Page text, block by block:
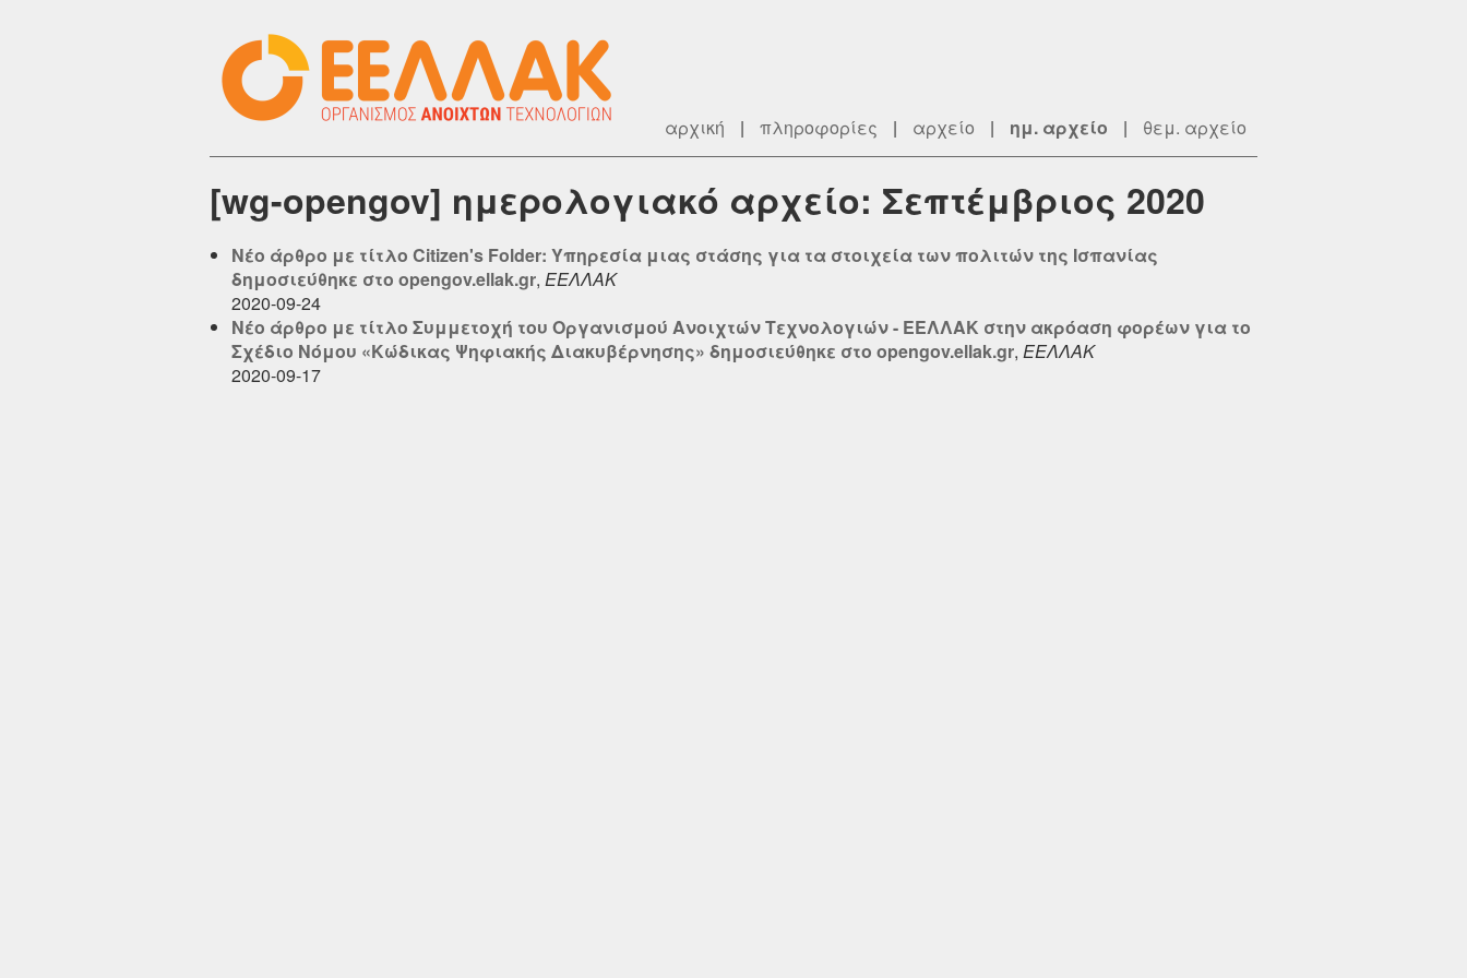
αρχική | πληροφορίες | αρχείο | ημ. αρχείο | θεμ. αρχείο
[wg-opengov] ημερολογιακό αρχείο: Σεπτέμβριος 2020
Νέο άρθρο με τίτλο Citizen's Folder: Υπηρεσία μιας στάσης για τα στοιχεία των πολιτών της Ισπανίας
δημοσιεύθηκε στο opengov.ellak.gr, ΕΕΛΛΑΚ
2020-09-24
Νέο άρθρο με τίτλο Συμμετοχή του Οργανισμού Ανοιχτών Τεχνολογιών - ΕΕΛΛΑΚ στην ακρόαση φορέων για το
Σχέδιο Νόμου «Κώδικας Ψηφιακής Διακυβέρνησης» δημοσιεύθηκε στο opengov.ellak.gr, ΕΕΛΛΑΚ
2020-09-17